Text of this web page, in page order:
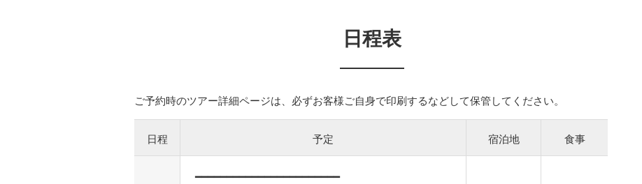
日程表
ご予約時のツアー詳細ページは、必ずお客様ご自身で印刷するなどして保管してください。
日程 予定 宿泊地 食事
━━━━━━━━━━━━━━━━━━━━━━━